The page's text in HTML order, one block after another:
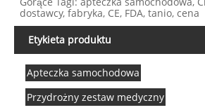
dostawcy, fabryka, CE, FDA, tanio, cena
Etykieta produktu
Apteczka samochodowa
Przydrożny zestaw medyczny